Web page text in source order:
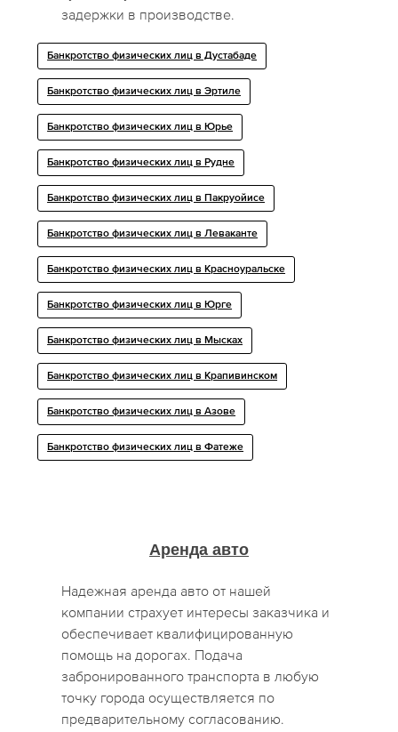
задержки в производстве.
Банкротство физических лиц в Дустабаде
Банкротство физических лиц в Эртиле
Банкротство физических лиц в Юрье
Банкротство физических лиц в Рудне
Банкротство физических лиц в Пакруойисе
Банкротство физических лиц в Леваканте
Банкротство физических лиц в Красноуральске
Банкротство физических лиц в Юрге
Банкротство физических лиц в Мысках
Банкротство физических лиц в Крапивинском
Банкротство физических лиц в Азове
Банкротство физических лиц в Фатеже
Аренда авто
Надежная аренда авто от нашей
компании страхует интересы заказчика и
обеспечивает квалифицированную
помощь на дорогах. Подача
забронированного транспорта в любую
точку города осуществляется по
предварительному согласованию.